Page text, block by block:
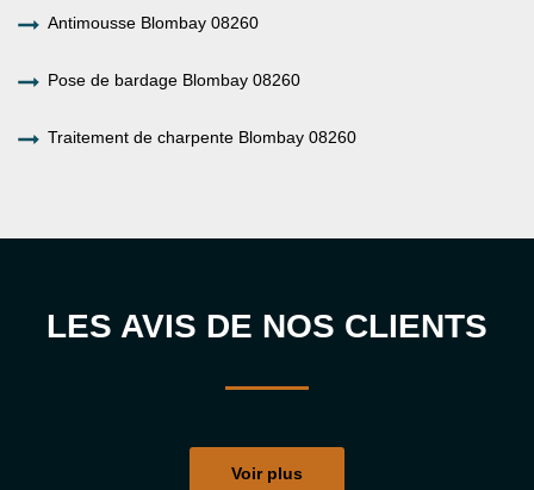
Antimousse Blombay 08260
Pose de bardage Blombay 08260
Traitement de charpente Blombay 08260
LES AVIS DE NOS CLIENTS
Voir plus